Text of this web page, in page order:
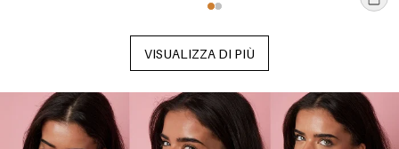
VISUALIZZA DI PIÙ